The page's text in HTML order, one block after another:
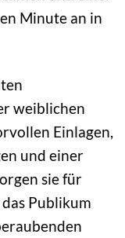
Minute an in
weiblichen
Einlagen,
und einer
sie für
Publikum